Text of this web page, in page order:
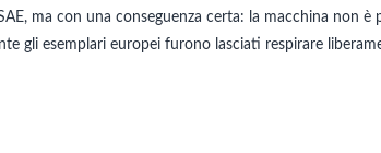
ma con una conseguenza certa: la macchina non è
gli esemplari europei furono lasciati respirare